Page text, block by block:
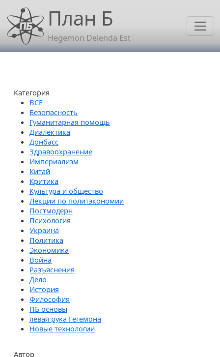
Перейти к основному содержанию
План Б
Hegemon Delenda Est
Категория
Безопасность
Гуманитарная помощь
Диалектика
Донбасс
Здравоохранение
Империализм
Китай
Критика
Культура и общество
Лекции по политэкономии
Постмодерн
Психология
Украина
Политика
Экономика
Война
Разъяснения
Дело
История
Философия
ПБ основы
левая рука Гегемона
Новые технологии
Автор